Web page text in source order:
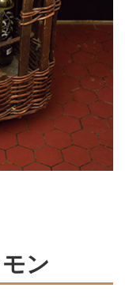
ン